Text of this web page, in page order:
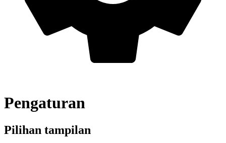
Pengaturan
Pilihan tampilan